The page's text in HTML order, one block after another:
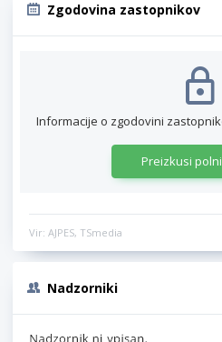
Zgodovina zastopnikov
Informacije o zgodovini
Preizkusi
Vir: AJPES, TSmedia
Nadzorniki